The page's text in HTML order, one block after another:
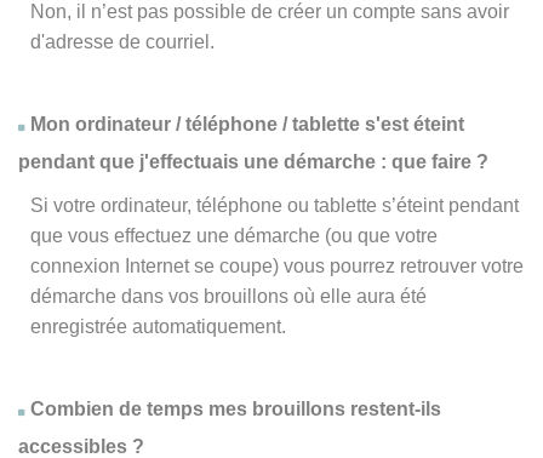
Non, il n’est pas possible de créer un compte sans avoir
d'adresse de courriel.
Mon ordinateur / téléphone / tablette s'est éteint
pendant que j'effectuais une démarche : que faire ?
Si votre ordinateur, téléphone ou tablette s’éteint pendant
que vous effectuez une démarche (ou que votre
connexion Internet se coupe) vous pourrez retrouver votre
démarche dans vos brouillons où elle aura été
enregistrée automatiquement.
Combien de temps mes brouillons restent-ils
accessibles ?